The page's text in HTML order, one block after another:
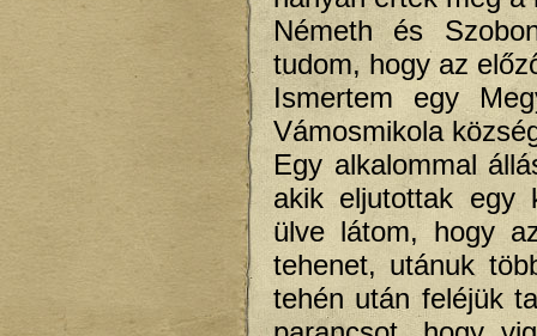
Németh és
tudom, hogy az
Ismertem egy
Vámosmikola
Egy alkalommal
akik eljutottak egy
ülve látom, hogy
tehenet, utánuk
tehén után feléjük